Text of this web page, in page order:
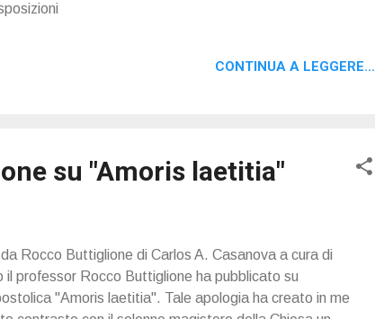
CONTINUA A LEGGERE...
su "Amoris laetitia"
Rocco Buttiglione di Carlos A. Casanova a cura di
professor Rocco Buttiglione ha pubblicato su
"Amoris laetitia". Tale apologia ha creato in me